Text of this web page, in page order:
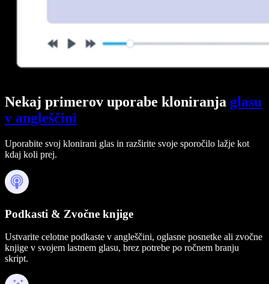
Nekaj primerov uporabe kloniranja glasu
v angleščini
Uporabite svoj klonirani glas in razširite svoje sporočilo lažje kot
kdaj koli prej.
Podkasti & Zvočne knjige
Ustvarite celotne podkaste v angleščini, oglasne posnetke ali zvočne
knjige v svojem lastnem glasu, brez potrebe po ročnem branju
skript.